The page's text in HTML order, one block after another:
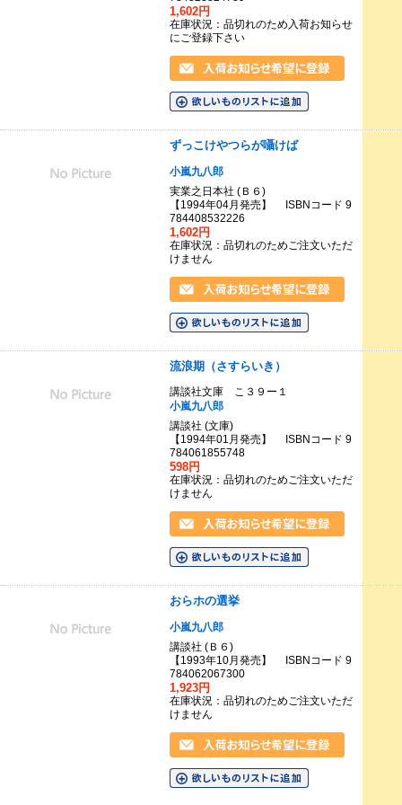
1,602円
在庫状況：品切れのため入荷お知らせ
にご登録下さい
ずっこけやつらが囁けば
小嵐九八郎
実業之日本社 (Ｂ６)
【1994年04月発売】 ISBNコード 9
784408532226
1,602円
在庫状況：品切れのためご注文いただ
けません
流浪期（さすらいき）
講談社文庫 こ３９ー１
小嵐九八郎
講談社 (文庫)
【1994年01月発売】 ISBNコード 9
784061855748
598円
在庫状況：品切れのためご注文いただ
けません
おらホの選挙
小嵐九八郎
講談社 (Ｂ６)
【1993年10月発売】 ISBNコード 9
784062067300
1,923円
在庫状況：品切れのためご注文いただ
けません